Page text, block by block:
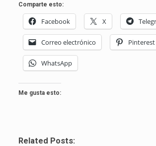
Comparte esto:
Facebook X
Correo electrónico Pinterest
WhatsApp
Me gusta esto:
Related Posts: